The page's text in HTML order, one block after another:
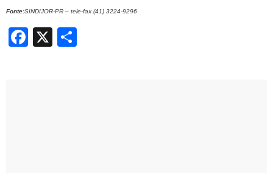
Fonte:SINDIJOR-PR – tele-fax (41) 3224-9296
Facebook
X